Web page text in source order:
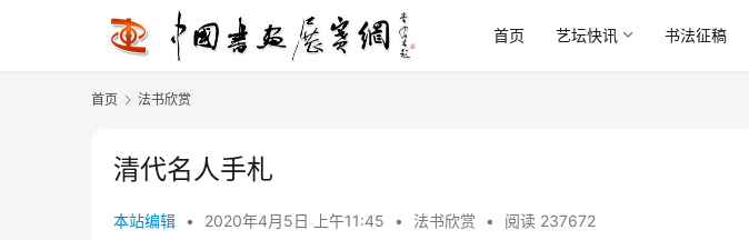
首页 艺坛快讯 书法征稿
首页 法书欣赏
清代名人手札
本站编辑 • 2020年4月5日 上午11:45 • 法书欣赏 • 阅读 237672